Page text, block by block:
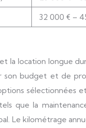
32 000 € –
la location longue
budget et de
sélectionnées
que la
Le kilométrage